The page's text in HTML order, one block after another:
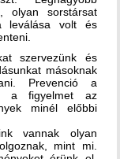
olyan sorstársat
leválása volt és
szervezünk és
másoknak
Prevenció a
a figyelmet az
minél előbbi
vannak olyan
mint mi.